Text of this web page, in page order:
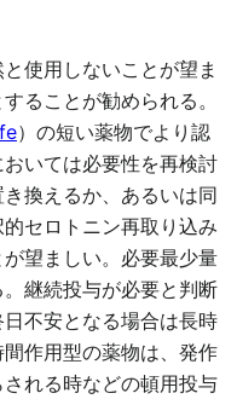
使用しないことが望ま
ることが勧められる。
）の短い薬物でより認
いては必要性を再検討
換えるか、あるいは同
セロトニン再取り込み
望ましい。必要最少量
継続投与が必要と判断
不安となる場合は長時
作用型の薬物は、発作
れる時などの頓用投与